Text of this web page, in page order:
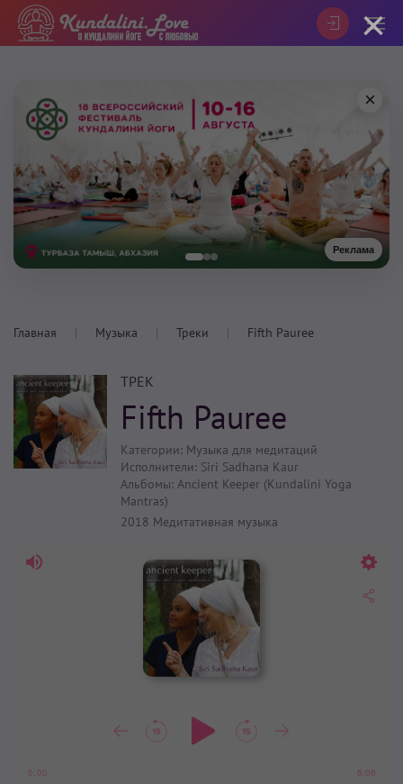
Реклама
×
Главная Музыка Треки Fifth Pauree
ТРЕК
Fifth Pauree
Категории: Музыка для медитаций
Исполнители: Siri Sadhana Kaur
Альбомы:Ancient Keeper (Kundalini Yoga
Mantras)
2018 Медитативная музыка
0:00 6:06
×